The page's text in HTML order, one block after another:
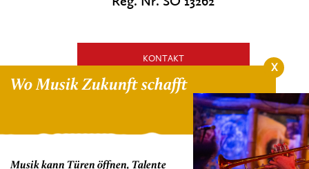
X
Wo Musik Zukunft schafft
Musik kann Türen öffnen, Talente
KONTAKT
HIER SPENDEN!
NEWSLETTER ANMELDEN